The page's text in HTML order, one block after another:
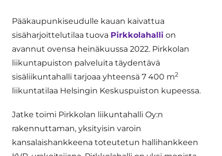
Pääkaupunkiseudulle kauan kaivattua
sisäharjoittelutilaa tuova Pirkkolahalli on
avannut ovensa heinäkuussa 2022. Pirkkolan
liikuntapuiston palveluita täydentävä
sisäliikuntahalli tarjoaa yhteensä 7 400 m2
liikuntatilaa Helsingin Keskuspuiston kupeessa.
Jatke toimi Pirkkolan liikuntahalli Oy:n
rakennuttaman, yksityisin varoin
kansalaishankkeena toteutetun hallihankkeen